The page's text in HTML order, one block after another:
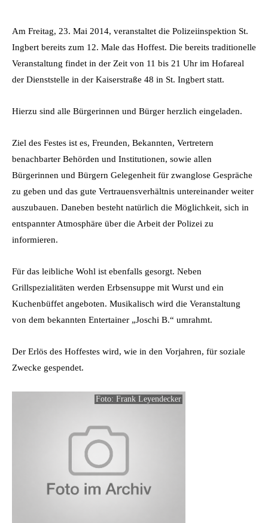
Am Freitag, 23. Mai 2014, veranstaltet die Polizeiinspektion St.
Ingbert bereits zum 12. Male das Hoffest. Die bereits traditionelle
Veranstaltung findet in der Zeit von 11 bis 21 Uhr im Hofareal
der Dienststelle in der Kaiserstraße 48 in St. Ingbert statt.
Hierzu sind alle Bürgerinnen und Bürger herzlich eingeladen.
Ziel des Festes ist es, Freunden, Bekannten, Vertretern
benachbarter Behörden und Institutionen, sowie allen
Bürgerinnen und Bürgern Gelegenheit für zwanglose Gespräche
zu geben und das gute Vertrauensverhältnis untereinander weiter
auszubauen. Daneben besteht natürlich die Möglichkeit, sich in
entspannter Atmosphäre über die Arbeit der Polizei zu
informieren.
Für das leibliche Wohl ist ebenfalls gesorgt. Neben
Grillspezialitäten werden Erbsensuppe mit Wurst und ein
Kuchenbüffet angeboten. Musikalisch wird die Veranstaltung
von dem bekannten Entertainer „Joschi B.“ umrahmt.
Der Erlös des Hoffestes wird, wie in den Vorjahren, für soziale
Zwecke gespendet.
Foto: Frank Leyendecker